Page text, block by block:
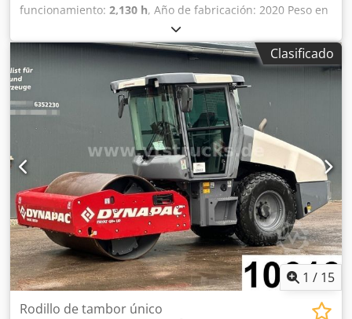
funcionamiento: 2,130 h, Año de fabricación: 2020 Peso en
vacío: 11.200 kg Dimensiones (lxanxal): 585 x 228 x 296 cm
Tipo de motor: Deutz Deutz TCD 4.1 L4 Crjdpfx Ajxq
Ryaebxjf Ubicación: Cabanillas del campo (Guadalajara)
Este rodillo autopropulsado con un peso de 11.000 kg.,
tiene una anchura de compactación de 2.140 mm. Es un
rodillo de altas prestaciones con un papel esencial en el
proceso de construcción. CE
Clasificado
1 / 15
Rodillo de tambor único